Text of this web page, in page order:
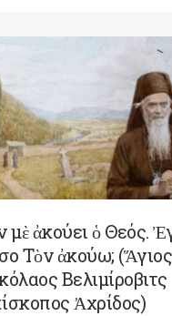
μὲ ἀκούει ὁ Θεός.
Τὸν ἀκούω; (Ἅγιος
Βελιμίροβιτς
Ἀχρίδος)